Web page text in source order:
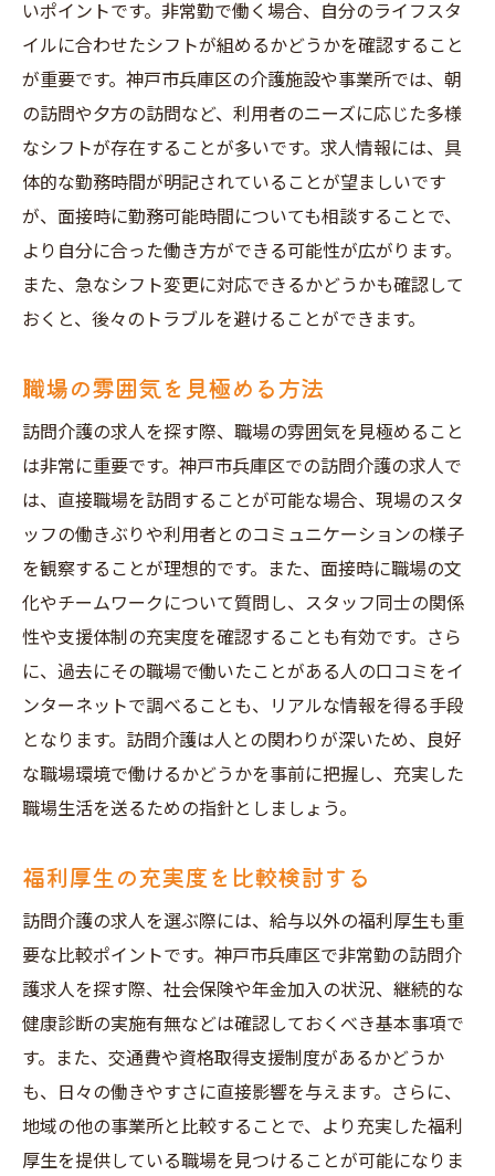
いポイントです。非常勤で働く場合、自分のライフスタ
イルに合わせたシフトが組めるかどうかを確認すること
が重要です。神戸市兵庫区の介護施設や事業所では、朝
の訪問や夕方の訪問など、利用者のニーズに応じた多様
なシフトが存在することが多いです。求人情報には、具
体的な勤務時間が明記されていることが望ましいです
が、面接時に勤務可能時間についても相談することで、
より自分に合った働き方ができる可能性が広がります。
また、急なシフト変更に対応できるかどうかも確認して
おくと、後々のトラブルを避けることができます。
職場の雰囲気を見極める方法
訪問介護の求人を探す際、職場の雰囲気を見極めること
は非常に重要です。神戸市兵庫区での訪問介護の求人で
は、直接職場を訪問することが可能な場合、現場のスタ
ッフの働きぶりや利用者とのコミュニケーションの様子
を観察することが理想的です。また、面接時に職場の文
化やチームワークについて質問し、スタッフ同士の関係
性や支援体制の充実度を確認することも有効です。さら
に、過去にその職場で働いたことがある人の口コミをイ
ンターネットで調べることも、リアルな情報を得る手段
となります。訪問介護は人との関わりが深いため、良好
な職場環境で働けるかどうかを事前に把握し、充実した
職場生活を送るための指針としましょう。
福利厚生の充実度を比較検討する
訪問介護の求人を選ぶ際には、給与以外の福利厚生も重
要な比較ポイントです。神戸市兵庫区で非常勤の訪問介
護求人を探す際、社会保険や年金加入の状況、継続的な
健康診断の実施有無などは確認しておくべき基本事項で
す。また、交通費や資格取得支援制度があるかどうか
も、日々の働きやすさに直接影響を与えます。さらに、
地域の他の事業所と比較することで、より充実した福利
厚生を提供している職場を見つけることが可能になりま